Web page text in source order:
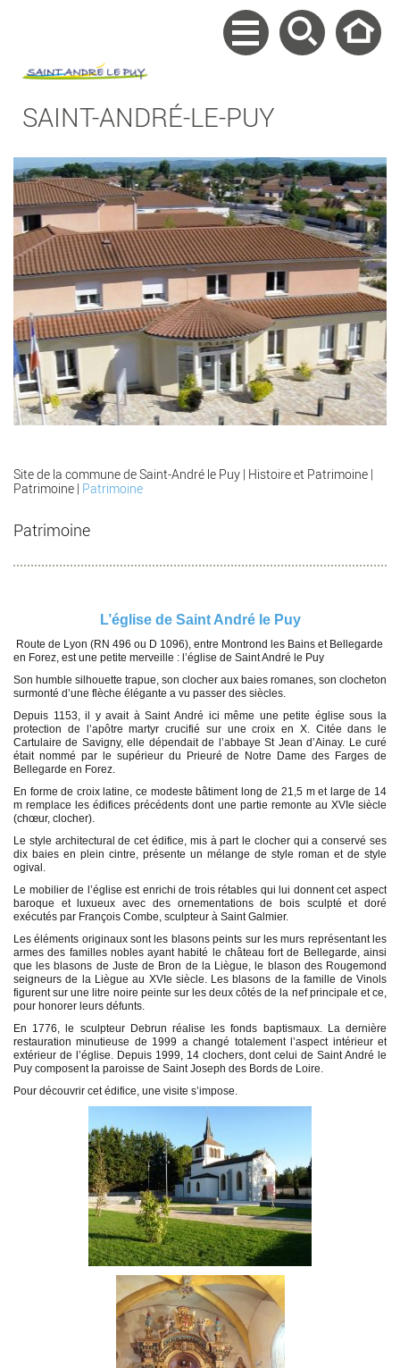
SAINT-ANDRÉ-LE-PUY
Site de la commune de Saint-André le Puy | Histoire et Patrimoine |
Patrimoine | Patrimoine
Patrimoine
L’église de Saint André le Puy
Route de Lyon (RN 496 ou D 1096), entre Montrond les Bains et Bellegarde
en Forez, est une petite merveille : l’église de Saint André le Puy
Son humble silhouette trapue, son clocher aux baies romanes, son clocheton
surmonté d’une flèche élégante a vu passer des siècles.
Depuis 1153, il y avait à Saint André ici même une petite église sous la
protection de l’apôtre martyr crucifié sur une croix en X. Citée dans le
Cartulaire de Savigny, elle dépendait de l’abbaye St Jean d’Ainay. Le curé
était nommé par le supérieur du Prieuré de Notre Dame des Farges de
Bellegarde en Forez.
En forme de croix latine, ce modeste bâtiment long de 21,5 m et large de 14
m remplace les édifices précédents dont une partie remonte au XVIe siècle
(chœur, clocher).
Le style architectural de cet édifice, mis à part le clocher qui a conservé ses
dix baies en plein cintre, présente un mélange de style roman et de style
ogival.
Le mobilier de l’église est enrichi de trois rétables qui lui donnent cet aspect
baroque et luxueux avec des ornementations de bois sculpté et doré
exécutés par François Combe, sculpteur à Saint Galmier.
Les éléments originaux sont les blasons peints sur les murs représentant les
armes des familles nobles ayant habité le château fort de Bellegarde, ainsi
que les blasons de Juste de Bron de la Liègue, le blason des Rougemond
seigneurs de la Liègue au XVIe siècle. Les blasons de la famille de Vinols
figurent sur une litre noire peinte sur les deux côtés de la nef principale et ce,
pour honorer leurs défunts.
En 1776, le sculpteur Debrun réalise les fonds baptismaux. La dernière
restauration minutieuse de 1999 a changé totalement l’aspect intérieur et
extérieur de l’église. Depuis 1999, 14 clochers, dont celui de Saint André le
Puy composent la paroisse de Saint Joseph des Bords de Loire.
Pour découvrir cet édifice, une visite s’impose.